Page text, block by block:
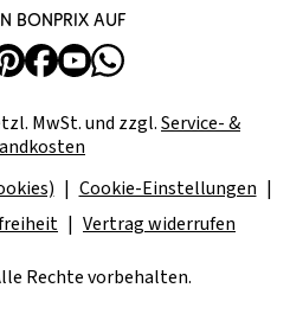
bonprix auf
MwSt. und zzgl.Service- &
Cookie-Einstellungen
Vertrag widerrufen
Rechte vorbehalten.